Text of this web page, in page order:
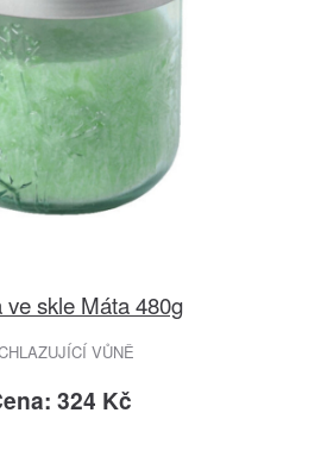
ve skle Máta 480g
VŮNĚ
324 Kč